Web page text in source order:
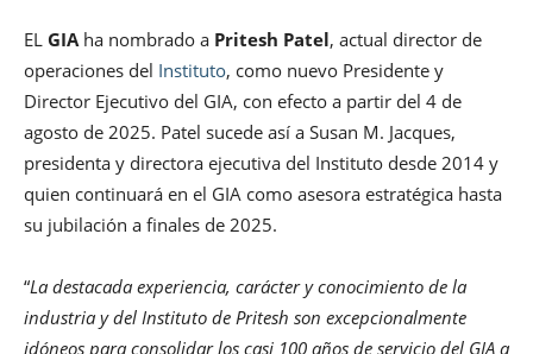
EL GIA ha nombrado a Pritesh Patel, actual director de
operaciones del Instituto, como nuevo Presidente y
Director Ejecutivo del GIA, con efecto a partir del 4 de
agosto de 2025. Patel sucede así a Susan M. Jacques,
presidenta y directora ejecutiva del Instituto desde 2014 y
quien continuará en el GIA como asesora estratégica hasta
su jubilación a finales de 2025.
“La destacada experiencia, carácter y conocimiento de la
industria y del Instituto de Pritesh son excepcionalmente
idóneos para consolidar los casi 100 años de servicio del GIA a